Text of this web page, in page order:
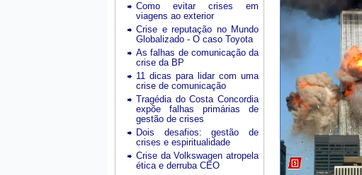
Como evitar crises em
viagens ao exterior
Crise e reputação no Mundo
Globalizado - O caso Toyota
As falhas de comunicação da
crise da BP
11 dicas para lidar com uma
crise de comunicação
Tragédia do Costa Concordia
expõe falhas primárias de
gestão de crises
Dois desafios: gestão de
crises e espiritualidade
Crise da Volkswagen atropela
ética e derruba CEO